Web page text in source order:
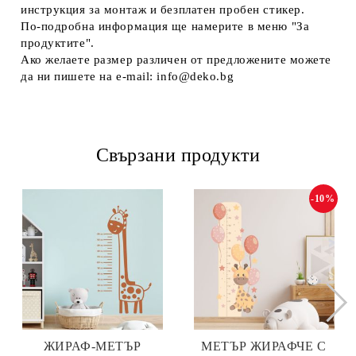
инструкция за монтаж и безплатен пробен стикер.
По-подробна информация ще намерите в меню "За
продуктите".
Ако желаете размер различен от предложените можете
да ни пишете на e-mail: info@deko.bg
Свързани продукти
ЖИРАФ-МЕТЪР
МЕТЪР ЖИРАФЧЕ С
-10%